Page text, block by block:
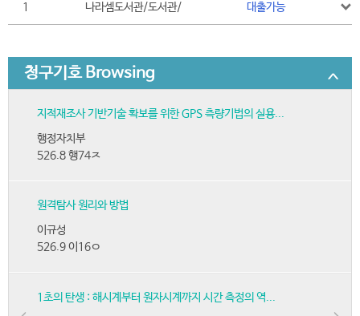
1 나라셈도서관/도서관/ 대출가능
청구기호 Browsing
지적재조사 기반기술 확보를 위한 GPS 측량기법의 실용...
행정자치부
526.8 행74ㅈ
원격탐사 원리와 방법
이규성
526.9 이16ㅇ
1초의 탄생 : 해시계부터 원자시계까지 시간 측정의 역...